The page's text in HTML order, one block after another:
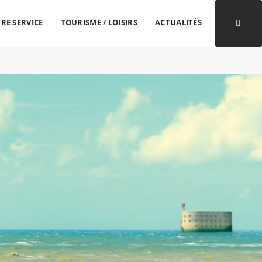
SERVICE TOURISME / LOISIRS ACTUALITÉS